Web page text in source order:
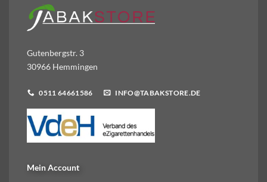
Gutenbergstr. 3
30966 Hemmingen
0511 64661586 INFO@TABAKSTORE.DE
Mein Account